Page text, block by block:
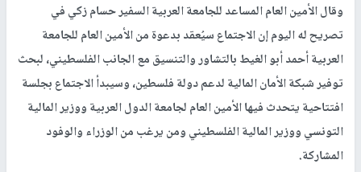
وقال الأمين العام المساعد للجامعة العربية السفير حسام زكي في
تصريح له اليوم إن الاجتماع سيُعقد بدعوة من الأمين العام للجامعة
العربية أحمد أبو الغيط بالتشاور والتنسيق مع الجانب الفلسطيني، لبحث
توفير شبكة الأمان المالية لدعم دولة فلسطين، وسيبدأ الاجتماع بجلسة
افتتاحية يتحدث فيها الأمين العام لجامعة الدول العربية ووزير المالية
التونسي ووزير المالية الفلسطيني ومن يرغب من الوزراء والوفود
المشاركة.